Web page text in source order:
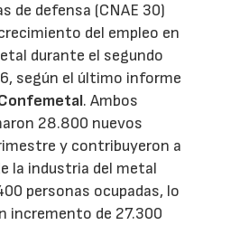
de defensa (CNAE 30)
del empleo en
durante el segundo
según el último informe
. Ambos
28.800 nuevos
y contribuyeron a
la industria del metal
personas ocupadas, lo
incremento de 27.300